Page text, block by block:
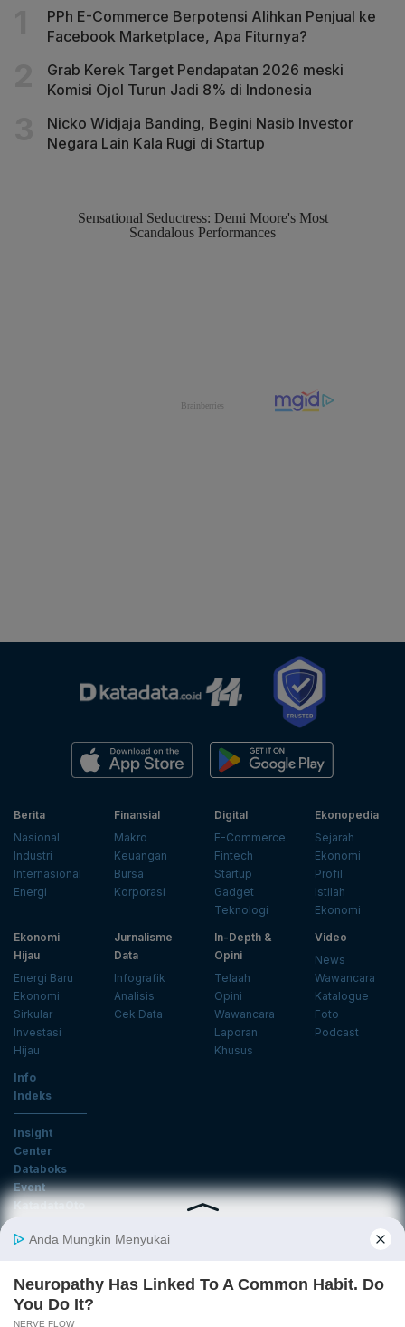
PPh E-Commerce Berpotensi Alihkan Penjual ke
Facebook Marketplace, Apa Fiturnya?
Grab Kerek Target Pendapatan 2026 meski
Komisi Ojol Turun Jadi 8% di Indonesia
Nicko Widjaja Banding, Begini Nasib Investor
Negara Lain Kala Rugi di Startup
Berita
Nasional
Industri
Internasional
Energi
Finansial
Makro
Keuangan
Bursa
Korporasi
Digital
E-Commerce
Fintech
Startup
Gadget
Teknologi
Ekonopedia
Sejarah
Ekonomi
Profil
Istilah
Ekonomi
Ekonomi
Hijau
Energi Baru
Ekonomi
Sirkular
Investasi
Hijau
Jurnalisme
Data
Infografik
Analisis
Cek Data
In-Depth &
Opini
Telaah
Opini
Wawancara
Laporan
Khusus
Video
News
Wawancara
Katalogue
Foto
Podcast
Info
Indeks
Insight
Center
Databoks
Event
KatadataOto
Email
Daftar